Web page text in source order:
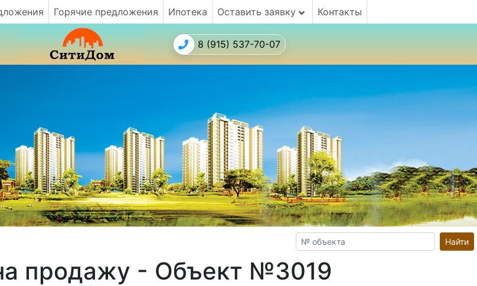
Горячие предложения Ипотека Оставить заявку Контакты
8 (915) 537-70-07
Найти
продажу - Объект №3019